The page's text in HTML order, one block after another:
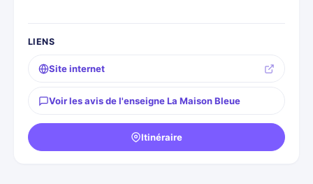
LIENS
Site internet
Voir les avis de l'enseigne La Maison Bleue
Itinéraire